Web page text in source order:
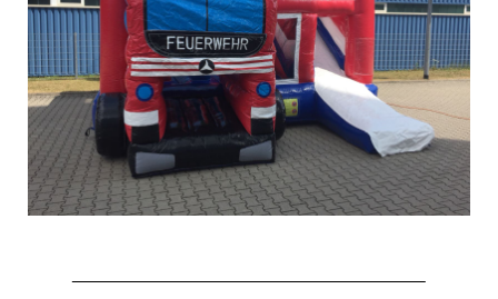
Christkindwiegen 2019
Christkindwiegen 2018
Christkindwiegen 2017
Christkindwiegen 2016
Jahreskonzert 2017